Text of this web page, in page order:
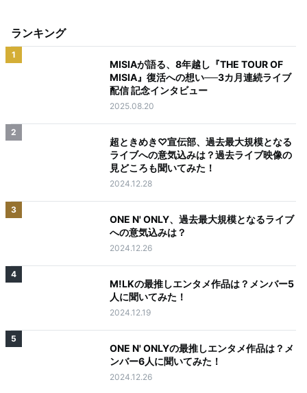
ランキング
1
MISIAが語る、8年越し『THE TOUR OF
MISIA』復活への想い──3カ月連続ライブ
配信 記念インタビュー
2025.08.20
2
超ときめき♡宣伝部、過去最大規模となる
ライブへの意気込みは？過去ライブ映像の
見どころも聞いてみた！
2024.12.28
3
ONE N' ONLY、過去最大規模となるライブ
への意気込みは？
2024.12.26
4
M!LKの最推しエンタメ作品は？メンバー5
人に聞いてみた！
2024.12.19
5
ONE N' ONLYの最推しエンタメ作品は？メ
ンバー6人に聞いてみた！
2024.12.26